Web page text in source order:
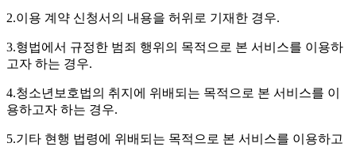
2.이용 계약 신청서의 내용을 허위로 기재한 경우.
3.형법에서 규정한 범죄 행위의 목적으로 본 서비스를 이용하
고자 하는 경우.
4.청소년보호법의 취지에 위배되는 목적으로 본 서비스를 이
용하고자 하는 경우.
5.기타 현행 법령에 위배되는 목적으로 본 서비스를 이용하고